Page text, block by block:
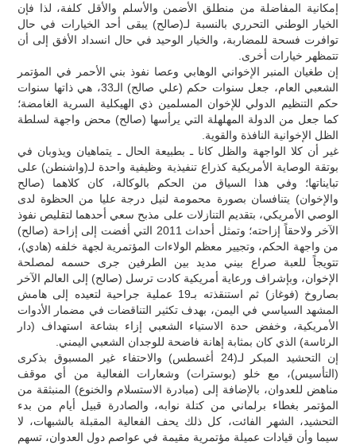
إمكانية المفاضلة من منطلق الأضمن والأسلم والأقل كلفة، لذا فإن
الخيار الوطني التحرري بالنسبة لـ(صالح) يبقى أحد الخيارات في حال
توافرت فسحة للمضاربة، والخيار الوحيد في حال انسداد الأفق إلى أن
تتمظهر خيارات أخرى.
إن طغيان المنبر الإخواني الوهابي وعصا نفوذ بني الأحمر في المؤتمر
الشعبي العام، جعل سنوات حكم (علي صالح) الـ33، هي ذاتها سنوات
حكم التنظيم الدولي للإخوان المسلمين ذي الهيكلية السرية الغامضة؛
كما جعل من الدولة المهلهلة التي يرأسها (صالح) محض واجهة لسلطة
الظل الإخوانية النافذة والقوية.
غير أن كلا الواجهة والظل كانا ـ بطبيعة الحال ـ يتماهيان ويذوبان في
بوتقة الوصاية الأمريكية كذراع تنفيذية وظيفية واحدة لـ(واشنطن) على
تبايناتها؛ وفي هذا السياق من الحكم بالوكالة، كان كلاهما (صالح
والإخوان) يتنافسان بصورة محمومة لنيل درجة عليا من الحظوة لدى
الوصي الأمريكي، بتقديم التنازلات على مذبح سعي أحدهما لتقليص نفوذ
الآخر ولاحقاً إزاحته؛ وتمثل أحداث 2011 التي أفضت إلى إزاحة (صالح)
من واجهة الحكم، وتجيير معظم الولاءات المؤتمرية لجهة خلفه (هادي)،
تتويجاً للعبة صراع بيني مديد بين الطرفين جرى حسمه لمصلحة
الإخوان، وبإشراف ورعاية أمريكية كادت ترسل (صالح) إلى العالم الآخر
بصاروخ (فوغاز) ثم استنقذته بـ19 عملية جراحية لتعيده إلى هامش
المشهد السياسي في اليمن، بهدف تكثير التناقضات في مضمار الأدوات
الأمريكية، وخفض حدة الاستياء الشعبي إزاء بشاعة استهداف (دار
الرئاسة) الذي كان بمثابة إهانة فاضحة للوجدان الشعبي اليمني.
إن التحشيد المبكر لـ(24 أغسطس) والاحتفاء غير المسبوق بذكرى
(التأسيس)، مع خلو (بوسترات) وشعارات الفعالية من أي موقف
مناهض للعدوان، بالإضافة إلى (مبادرة الاستسلام والخنوع) المنبثقة من
المؤتمر بغطاء برلماني من كتلة نوابه، والصادرة قبيل أيام من بدء
التحشيد، الشهر الفائت، كل ذلك يحف الفعالية المقبلة بالشبهات، لا
سيما وأن قيادات عميلة مؤتمرية مقيمة في عواصم دول العدوان، تسهم